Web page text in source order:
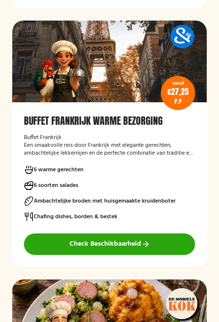
vanaf
€27,25
P.P
BUFFET FRANKRIJK WARME BEZORGING
Buffet Frankrijk.
Een smaakvolle reis door Frankrijk met elegante gerechten,
ambachtelijke lekkernijen en de perfecte combinatie van traditie en
optioneel dessert zoals crème brûlée met vanille-ijs.
bestellen zonder borden en bestek!Heeft u een voorkeur voor een
tijdstip? Vermeld dit gerust bij de opmerkingen tijdens het
afrekenen.
6 warme gerechten
6 soorten salades
Ambachtelijke broden met huisgemaakte kruidenboter
Chafing dishes, borden & bestek
Check Beschikbaarheid